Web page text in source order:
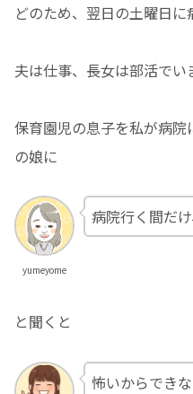
どのため、翌日の土曜日に
夫は仕事、長女は部活でい
保育園児の息子を私が病
の娘に
yumeyome
病院行く間だ
と聞くと
怖いからできな